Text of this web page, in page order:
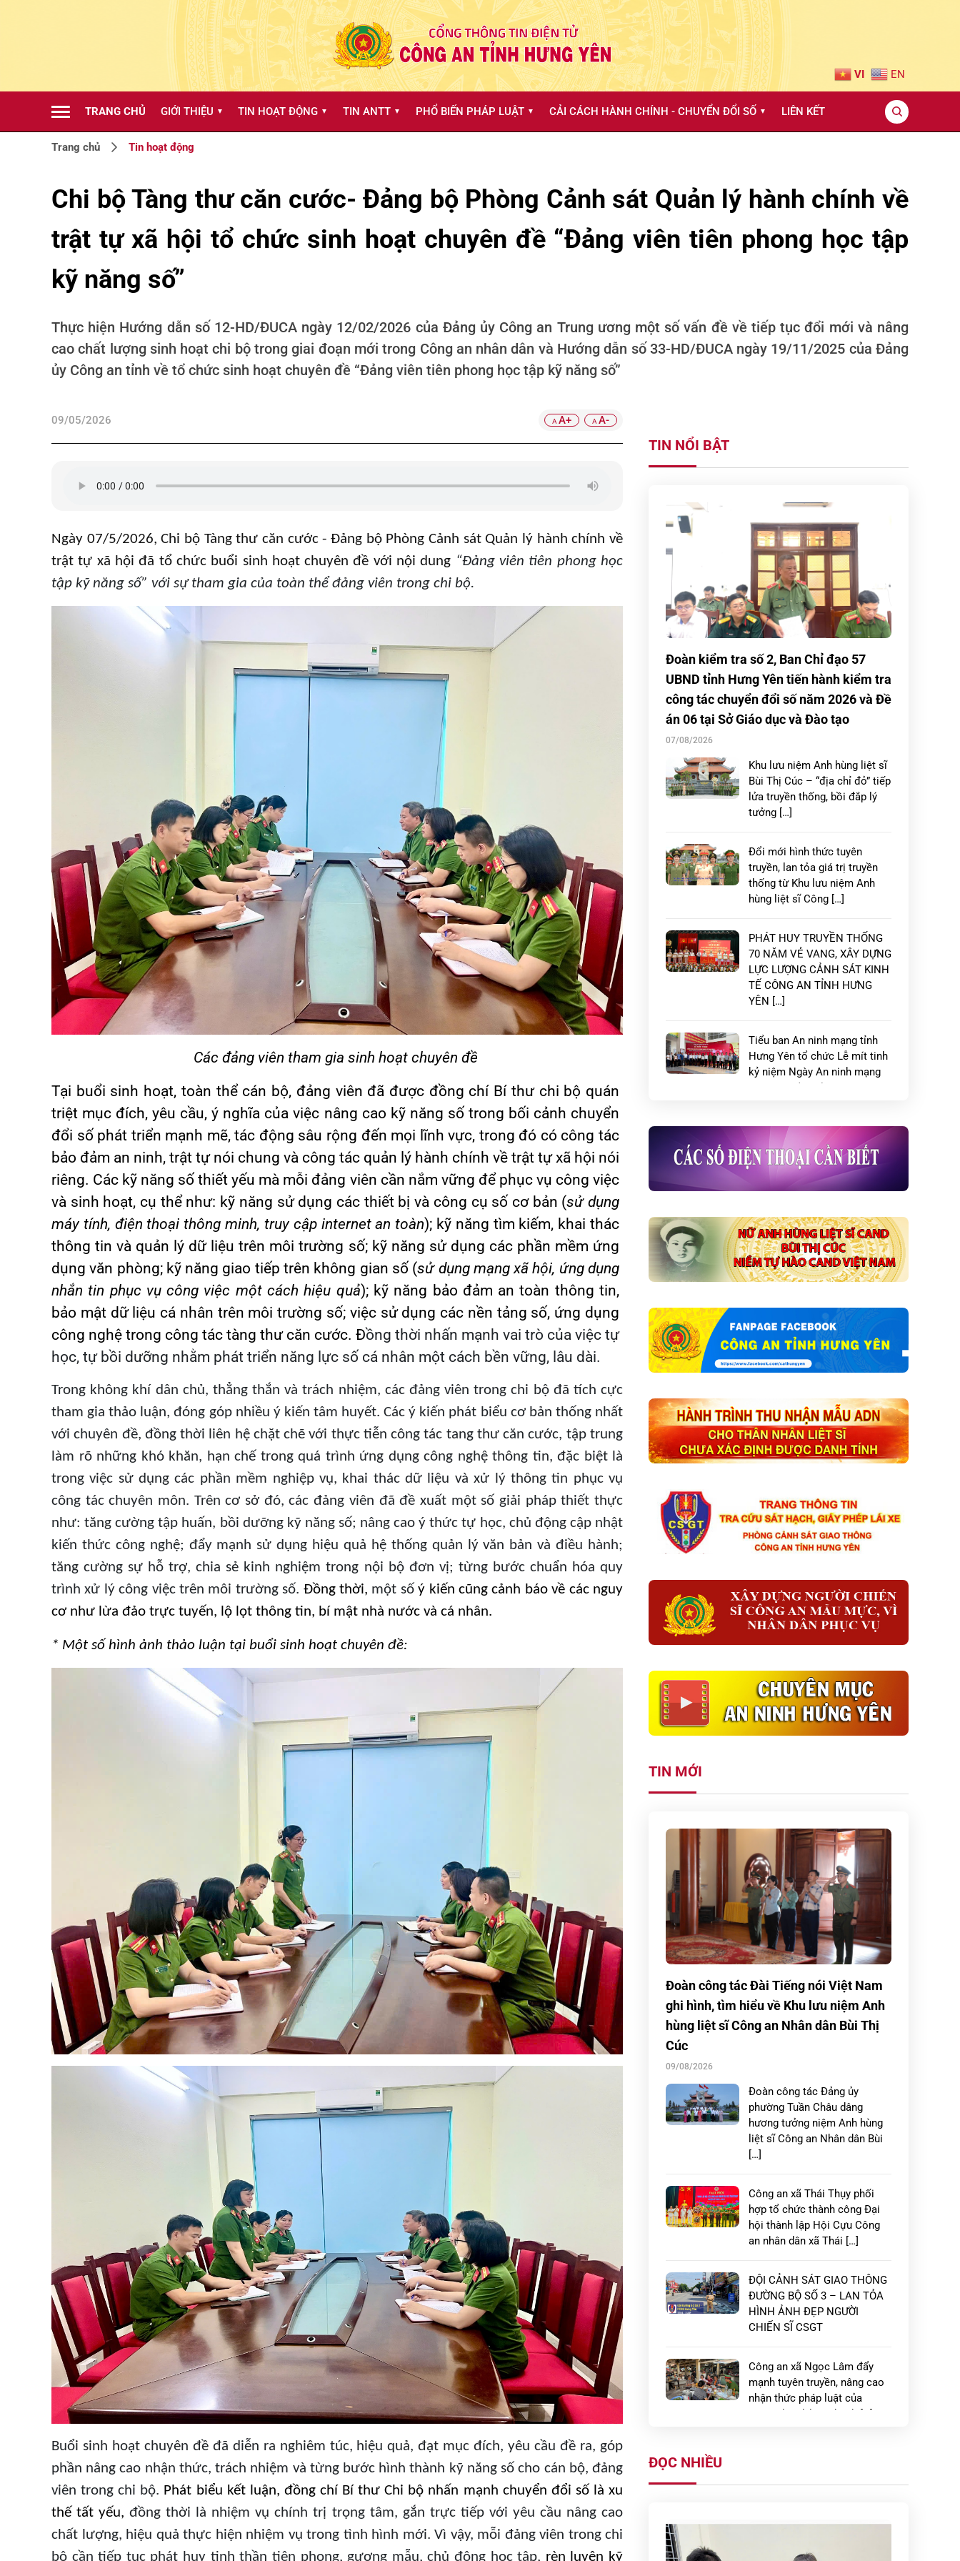
VI EN
TRANG CHỦ GIỚI THIỆU ▼ TIN HOẠT ĐỘNG ▼ TIN ANTT ▼ PHỔ BIẾN PHÁP LUẬT ▼ CẢI CÁCH HÀNH CHÍNH - CHUYỂN ĐỔI SỐ ▼ LIÊN KẾT
Trang chủ Tin hoạt động
Chi bộ Tàng thư căn cước- Đảng bộ Phòng Cảnh sát Quản lý hành chính về
trật tự xã hội tổ chức sinh hoạt chuyên đề “Đảng viên tiên phong học tập
kỹ năng số”
Thực hiện Hướng dẫn số 12-HD/ĐUCA ngày 12/02/2026 của Đảng ủy Công an Trung ương một số vấn đề về tiếp tục đổi mới và nâng
cao chất lượng sinh hoạt chi bộ trong giai đoạn mới trong Công an nhân dân và Hướng dẫn số 33-HD/ĐUCA ngày 19/11/2025 của Đảng
ủy Công an tỉnh về tổ chức sinh hoạt chuyên đề “Đảng viên tiên phong học tập kỹ năng số”
09/05/2026 A A+ A A-
Ngày 07/5/2026, Chi bộ Tàng thư căn cước - Đảng bộ Phòng Cảnh sát Quản lý hành chính về
trật tự xã hội đã tổ chức buổi sinh hoạt chuyên đề với nội dung “Đảng viên tiên phong học
tập kỹ năng số” với sự tham gia của toàn thể đảng viên trong chi bộ.
Các đảng viên tham gia sinh hoạt chuyên đề
Tại buổi sinh hoạt, toàn thể cán bộ, đảng viên đã được đồng chí Bí thư chi bộ quán
triệt mục đích, yêu cầu, ý nghĩa của việc nâng cao kỹ năng số trong bối cảnh chuyển
đổi số phát triển mạnh mẽ, tác động sâu rộng đến mọi lĩnh vực, trong đó có công tác
bảo đảm an ninh, trật tự nói chung và công tác quản lý hành chính về trật tự xã hội nói
riêng. Các kỹ năng số thiết yếu mà mỗi đảng viên cần nắm vững để phục vụ công việc
và sinh hoạt, cụ thể như: kỹ năng sử dụng các thiết bị và công cụ số cơ bản (sử dụng
máy tính, điện thoại thông minh, truy cập internet an toàn); kỹ năng tìm kiếm, khai thác
thông tin và quản lý dữ liệu trên môi trường số; kỹ năng sử dụng các phần mềm ứng
dụng văn phòng; kỹ năng giao tiếp trên không gian số (sử dụng mạng xã hội, ứng dụng
nhắn tin phục vụ công việc một cách hiệu quả); kỹ năng bảo đảm an toàn thông tin,
bảo mật dữ liệu cá nhân trên môi trường số; việc sử dụng các nền tảng số, ứng dụng
công nghệ trong công tác tàng thư căn cước. Đồng thời nhấn mạnh vai trò của việc tự
học, tự bồi dưỡng nhằm phát triển năng lực số cá nhân một cách bền vững, lâu dài.
Trong không khí dân chủ, thẳng thắn và trách nhiệm, các đảng viên trong chi bộ đã tích cực
tham gia thảo luận, đóng góp nhiều ý kiến tâm huyết. Các ý kiến phát biểu cơ bản thống nhất
với chuyên đề, đồng thời liên hệ chặt chẽ với thực tiễn công tác tang thư căn cước, tập trung
làm rõ những khó khăn, hạn chế trong quá trình ứng dụng công nghệ thông tin, đặc biệt là
trong việc sử dụng các phần mềm nghiệp vụ, khai thác dữ liệu và xử lý thông tin phục vụ
công tác chuyên môn. Trên cơ sở đó, các đảng viên đã đề xuất một số giải pháp thiết thực
như: tăng cường tập huấn, bồi dưỡng kỹ năng số; nâng cao ý thức tự học, chủ động cập nhật
kiến thức công nghệ; đẩy mạnh sử dụng hiệu quả hệ thống quản lý văn bản và điều hành;
tăng cường sự hỗ trợ, chia sẻ kinh nghiệm trong nội bộ đơn vị; từng bước chuẩn hóa quy
trình xử lý công việc trên môi trường số. Đồng thời, một sốý kiến cũng cảnh báo về các nguy
cơ như lừa đảo trực tuyến, lộ lọt thông tin, bí mật nhà nước và cá nhân.
* Một số hình ảnh thảo luận tại buổi sinh hoạt chuyên đề:
Buổi sinh hoạt chuyên đề đã diễn ra nghiêm túc, hiệu quả, đạt mục đích, yêu cầu đề ra, góp
phần nâng cao nhận thức, trách nhiệm và từng bước hình thành kỹ năng số cho cán bộ, đảng
viên trong chi bộ. Phát biểu kết luận, đồng chí Bí thư Chi bộ nhấn mạnh chuyển đổi số là xu
thế tất yếu, đồng thời là nhiệm vụ chính trị trọng tâm, gắn trực tiếp với yêu cầu nâng cao
chất lượng, hiệu quả thực hiện nhiệm vụ trong tình hình mới. Vì vậy, mỗi đảng viên trong chi
bộ cần tiếp tục phát huy tinh thần tiên phong, gương mẫu, chủ động học tập, rèn luyện kỹ
TIN NỔI BẬT
Đoàn kiểm tra số 2, Ban Chỉ đạo 57
UBND tỉnh Hưng Yên tiến hành kiểm tra
công tác chuyển đổi số năm 2026 và Đề
án 06 tại Sở Giáo dục và Đào tạo
07/08/2026
Khu lưu niệm Anh hùng liệt sĩ
Bùi Thị Cúc – “địa chỉ đỏ” tiếp
lửa truyền thống, bồi đắp lý
tưởng […]
Đổi mới hình thức tuyên
truyền, lan tỏa giá trị truyền
thống từ Khu lưu niệm Anh
hùng liệt sĩ Công […]
PHÁT HUY TRUYỀN THỐNG
70 NĂM VẺ VANG, XÂY DỰNG
LỰC LƯỢNG CẢNH SÁT KINH
TẾ CÔNG AN TỈNH HƯNG
YÊN […]
Tiểu ban An ninh mạng tỉnh
Hưng Yên tổ chức Lễ mít tinh
kỷ niệm Ngày An ninh mạng
Việt Nam (06/8)
TIN MỚI
Đoàn công tác Đài Tiếng nói Việt Nam
ghi hình, tìm hiểu về Khu lưu niệm Anh
hùng liệt sĩ Công an Nhân dân Bùi Thị
Cúc
09/08/2026
Đoàn công tác Đảng ủy
phường Tuần Châu dâng
hương tưởng niệm Anh hùng
liệt sĩ Công an Nhân dân Bùi
[…]
Công an xã Thái Thụy phối
hợp tổ chức thành công Đại
hội thành lập Hội Cựu Công
an nhân dân xã Thái […]
ĐỘI CẢNH SÁT GIAO THÔNG
ĐƯỜNG BỘ SỐ 3 – LAN TỎA
HÌNH ẢNH ĐẸP NGƯỜI
CHIẾN SĨ CSGT
Công an xã Ngọc Lâm đẩy
mạnh tuyên truyền, nâng cao
nhận thức pháp luật của
người dân đối với hành […]
dẫn biện pháp phòng chống
cường kiểm tra, xử lý vi phạm
ĐỌC NHIỀU